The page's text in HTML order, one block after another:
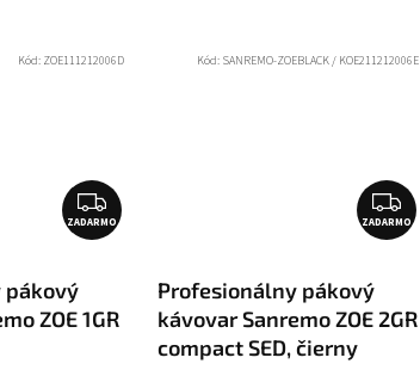
Z
A
R
ZADARMO
pákový
ZOE 1GR
Kód: ZOE111212006D
Z
A
R
ZADARMO
Profesionálny pákový
kávovar Sanremo ZOE 2GR
compact SED, čierny
Kód: SANREMO-ZOEBLACK / KOE211212006E